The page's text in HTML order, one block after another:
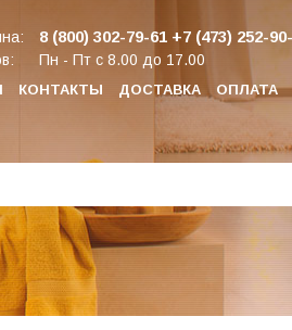
КОНТАКТЫ ДОСТАВКА ОПЛАТА
8 (800) 302-79-61 +7 (473) 252-
Пн - Пт с 8.00 до 17.00